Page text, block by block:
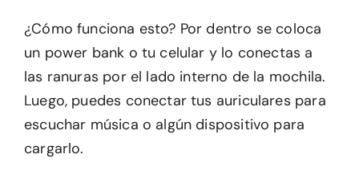
¿Cómo funciona esto? Por dentro se coloca
un power bank o tu celular y lo conectas a
las ranuras por el lado interno de la mochila.
Luego, puedes conectar tus auriculares para
escuchar música o algún dispositivo para
cargarlo.